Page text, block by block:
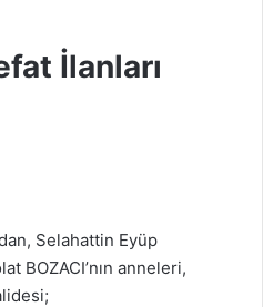
İlanları
Selahattin Eyüp
BOZACI’nın anneleri,